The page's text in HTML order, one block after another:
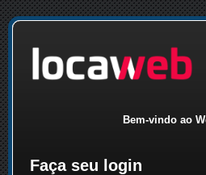
Bem-vindo ao
Faça seu login